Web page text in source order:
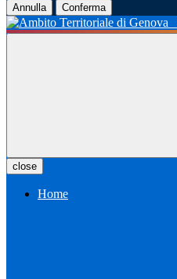
Annulla Conferma
close
Home